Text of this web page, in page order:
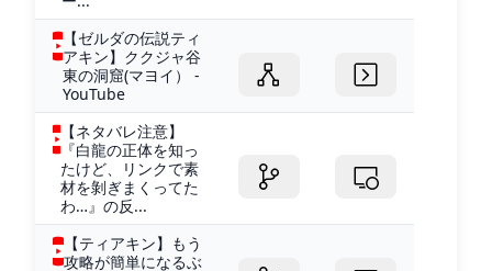
【ゼルダの伝説ティ
アキン】ククジャ谷
東の洞窟(マヨイ） -
YouTube
【ネタバレ注意】
『白龍の正体を知っ
たけど、リンクで素
材を剝ぎまくってた
わ…』の反...
【ティアキン】もう
攻略が簡単になるぶ